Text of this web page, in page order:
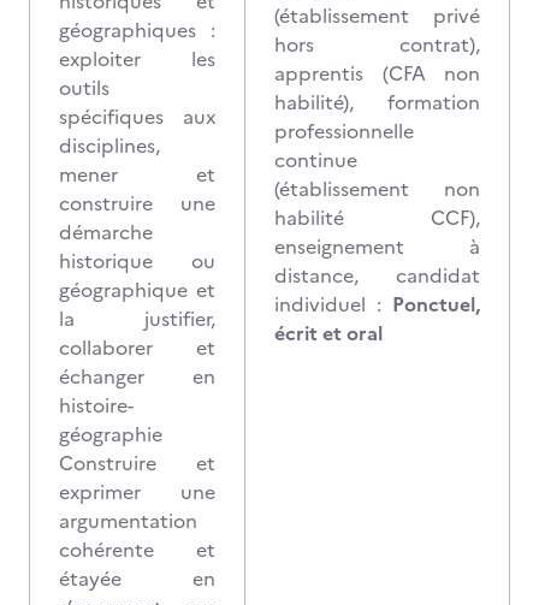
géographiques :
exploiter les
outils
spécifiques aux
disciplines,
mener et
construire une
démarche
historique ou
géographique et
la justifier,
collaborer et
échanger en
histoire-
géographie
Construire et
exprimer une
argumentation
cohérente et
étayée en
(établissement privé
hors contrat),
apprentis (CFA non
habilité), formation
professionnelle
continue
(établissement non
habilité CCF),
enseignement à
distance, candidat
individuel : Ponctuel,
écrit et oral